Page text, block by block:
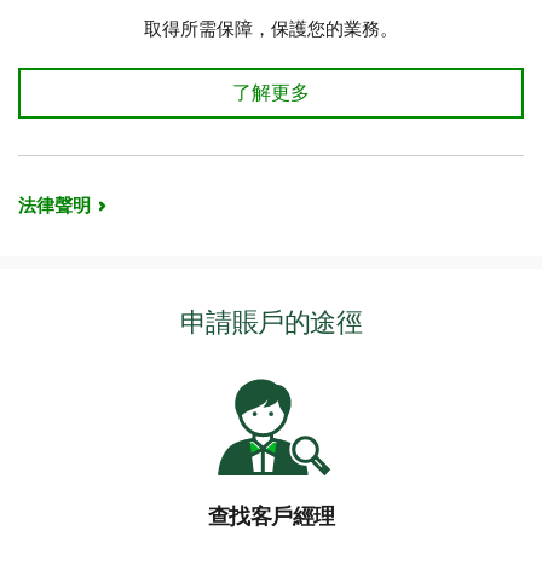
取得所需保障，保護您的業務。
商業信貸人壽保險 了解更多
了解更多
法律聲明
申請賬戶的途徑
查找客戶經理